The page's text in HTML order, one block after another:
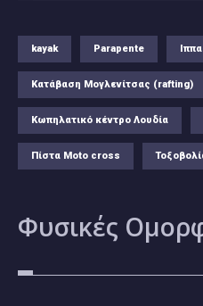
kayak Parapente
Κατάβαση Μογλενίτσας (rafting)
Κωπηλατικό κέντρο Λουδία
Πίστα Moto cross
Φυσικές